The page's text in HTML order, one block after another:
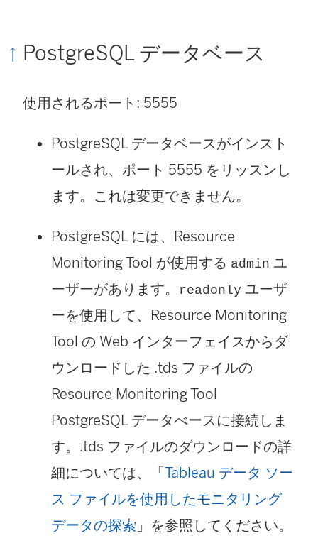
PostgreSQL データベース
使用されるポート: 5555
PostgreSQL データベースがインスト
ールされ、ポート 5555 をリッスンし
ます。これは変更できません。
PostgreSQL には、 Resource
Monitoring Tool が使用する admin ユ
ーザーがあります。
readonly ユーザ
ーを使用して、 Resource Monitoring
Tool の Web インターフェイスからダ
ウンロードした .tds ファイルの
Resource Monitoring Tool
PostgreSQL データべースに接続しま
す。.tds ファイルのダウンロードの詳
細については、「Tableau データ ソー
ス ファイルを使用したモニタリング
データの探索 」を参照してください。